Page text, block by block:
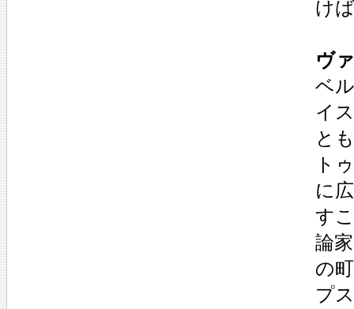
け
ヴ
ベ
イ
と
ト
に
す
論
の
プ